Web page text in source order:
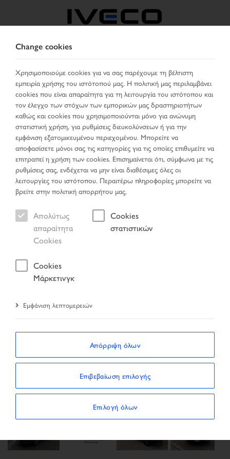
ΕΠΙΛΈΞΤΕ ΧΏΡΑ ΑΛΛΑΞΕ ΓΛΏΣΣΑ
Toggle
navigation
MENU
Όχημα
Σελίδα έναρξης Όχημα
Next
Change cookies
Χρησιμοποιούμε cookies για να σας παρέχουμε τη βέλτιστη
εμπειρία χρήσης του ιστότοπού μας. Η πολιτική μας περιλαμβάνει
cookies που είναι απαραίτητα για τη λειτουργία του ιστότοπου και
τον έλεγχο των στόχων των εμπορικών μας δραστηριοτήτων
καθώς και cookies που χρησιμοποιούνται μόνο για ανώνυμη
στατιστική χρήση, για ρυθμίσεις διευκολύνσεων ή για την
εμφάνιση εξατομικευμένου περιεχομένου. Μπορείτε να
αποφασίσετε μόνοι σας τις κατηγορίες για τις οποίες επιθυμείτε να
επιτραπεί η χρήση των cookies. Επισημαίνεται ότι, σύμφωνα με τις
ρυθμίσεις σας, ενδέχεται να μην είναι διαθέσιμες όλες οι
λειτουργίες του ιστότοπου. Περαιτέρω πληροφορίες μπορείτε να
βρείτε στην πολιτική απορρήτου μας.
Απολύτως
απαραίτητα
Cookies
Cookies
στατιστικών
Cookies
Μάρκετινγκ
Εμφάνιση λεπτομερειών
Απόρριψη όλων
Επιβεβαίωση επιλογής
Επιλογή όλων